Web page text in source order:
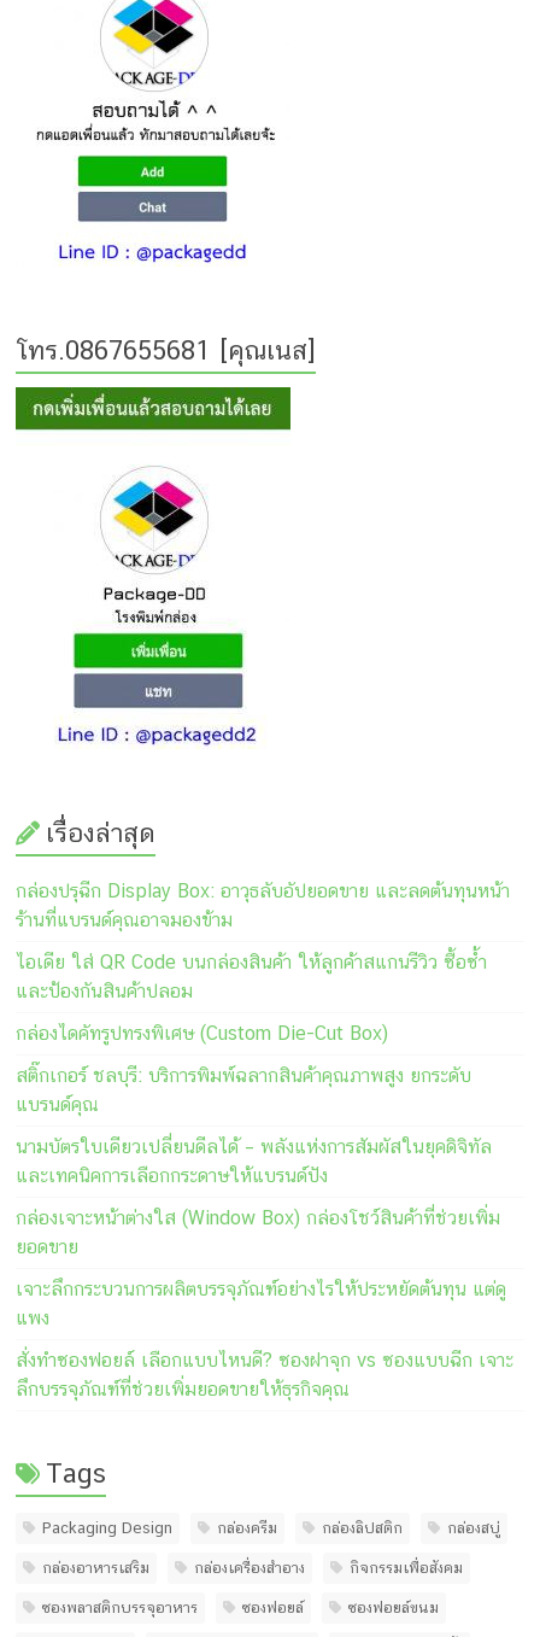
โทร.0867655681 [คุณเนส]
เรื่องล่าสุด
กล่องปรุฉีก Display Box: อาวุธลับอัปยอดขาย และลดต้นทุนหน้า
ร้านที่แบรนด์คุณอาจมองข้าม
ไอเดีย ใส่ QR Code บนกล่องสินค้า ให้ลูกค้าสแกนรีวิว ซื้อซ้ำ
และป้องกันสินค้าปลอม
กล่องไดคัทรูปทรงพิเศษ (Custom Die-Cut Box)
สติ๊กเกอร์ ชลบุรี: บริการพิมพ์ฉลากสินค้าคุณภาพสูง ยกระดับ
แบรนด์คุณ
นามบัตรใบเดียวเปลี่ยนดีลได้ – พลังแห่งการสัมผัสในยุคดิจิทัล
และเทคนิคการเลือกกระดาษให้แบรนด์ปัง
กล่องเจาะหน้าต่างใส (Window Box) กล่องโชว์สินค้าที่ช่วยเพิ่ม
ยอดขาย
เจาะลึกกระบวนการผลิตบรรจุภัณฑ์อย่างไรให้ประหยัดต้นทุน แต่ดู
แพง
สั่งทำซองฟอยล์ เลือกแบบไหนดี? ซองฝาจุก vs ซองแบบฉีก เจาะ
ลึกบรรจุภัณฑ์ที่ช่วยเพิ่มยอดขายให้ธุรกิจคุณ
Tags
Packaging Design กล่องครีม กล่องลิปสติก กล่องสบู่
กล่องอาหารเสริม กล่องเครื่องสำอาง กิจกรรมเพื่อสังคม
ซองพลาสติกบรรจุอาหาร ซองฟอยล์ ซองฟอยล์ขนม